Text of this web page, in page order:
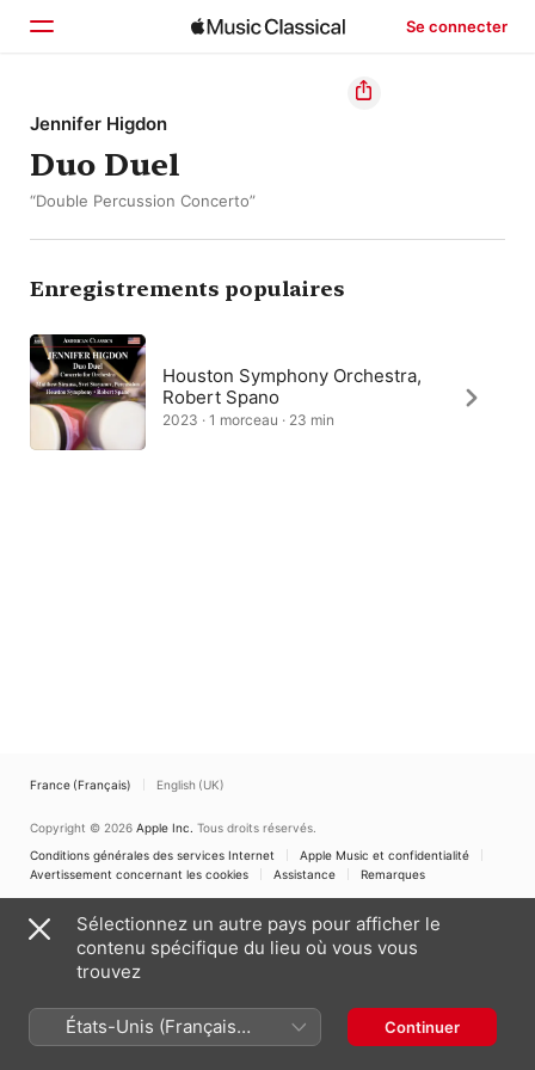
Se connecter
Accueil
Parcourir
Jennifer Higdon
Duo Duel
“Double Percussion Concerto”
Enregistrements populaires
Houston Symphony Orchestra,
Robert Spano
2023 · 1 morceau · 23 min
France (Français) English (UK)
Copyright © 2026 Apple Inc. Tous droits réservés.
Conditions générales des services Internet
Apple Music et confidentialité
Avertissement concernant les cookies
Assistance Remarques
Sélectionnez un autre pays pour afficher le
contenu spécifique du lieu où vous vous
trouvez
États-Unis (Français
France)
Continuer